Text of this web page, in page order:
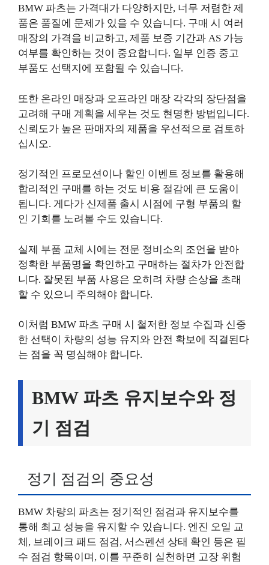
BMW 파츠는 가격대가 다양하지만, 너무 저렴한 제
품은 품질에 문제가 있을 수 있습니다. 구매 시 여러
매장의 가격을 비교하고, 제품 보증 기간과 AS 가능
여부를 확인하는 것이 중요합니다. 일부 인증 중고
부품도 선택지에 포함될 수 있습니다.
또한 온라인 매장과 오프라인 매장 각각의 장단점을
고려해 구매 계획을 세우는 것도 현명한 방법입니다.
신뢰도가 높은 판매자의 제품을 우선적으로 검토하
십시오.
정기적인 프로모션이나 할인 이벤트 정보를 활용해
합리적인 구매를 하는 것도 비용 절감에 큰 도움이
됩니다. 게다가 신제품 출시 시점에 구형 부품의 할
인 기회를 노려볼 수도 있습니다.
실제 부품 교체 시에는 전문 정비소의 조언을 받아
정확한 부품명을 확인하고 구매하는 절차가 안전합
니다. 잘못된 부품 사용은 오히려 차량 손상을 초래
할 수 있으니 주의해야 합니다.
이처럼 BMW 파츠 구매 시 철저한 정보 수집과 신중
한 선택이 차량의 성능 유지와 안전 확보에 직결된다
는 점을 꼭 명심해야 합니다.
BMW 파츠 유지보수와 정
기 점검
정기 점검의 중요성
BMW 차량의 파츠는 정기적인 점검과 유지보수를
통해 최고 성능을 유지할 수 있습니다. 엔진 오일 교
체, 브레이크 패드 점검, 서스펜션 상태 확인 등은 필
수 점검 항목이며, 이를 꾸준히 실천하면 고장 위험